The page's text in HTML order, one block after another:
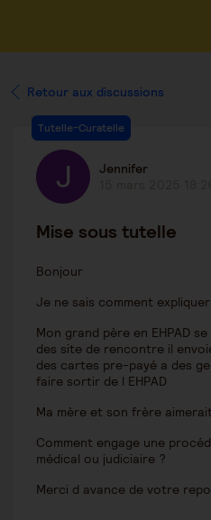
Retour aux discussions
Tutelle-Curatelle
Jennifer
Mise sous tutelle
Bonjour
Je ne sais comment
Mon grand père en EHPAD
des site de rencontre il
des cartes pre-payé a des
faire sortir de l EHPAD
Ma mère et son frère
Comment engage une
médical ou judiciaire ?
Merci d avance de votre